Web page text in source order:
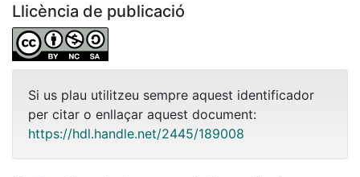
Llicència de publicació
Si us plau utilitzeu sempre aquest identificador
per citar o enllaçar aquest document:
https://hdl.handle.net/2445/189008